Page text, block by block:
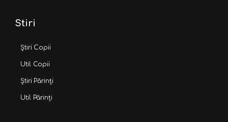
Stiri
Știri Copii
Util Copii
Știri Părinți
Util Părinți